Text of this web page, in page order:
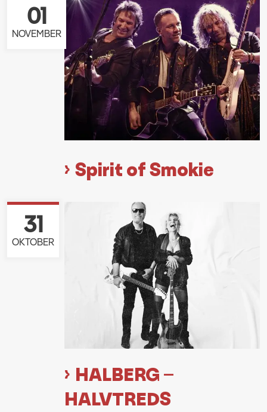
Spirit of Smokie
01
NOVEMBER
HALBERG –
HALVTREDS
31
OKTOBER